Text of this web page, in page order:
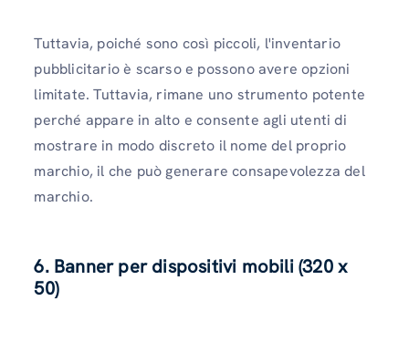
Tuttavia, poiché sono così piccoli, l'inventario
pubblicitario è scarso e possono avere opzioni
limitate. Tuttavia, rimane uno strumento potente
perché appare in alto e consente agli utenti di
mostrare in modo discreto il nome del proprio
marchio, il che può generare consapevolezza del
marchio.
6. Banner per dispositivi mobili (320 x
50)